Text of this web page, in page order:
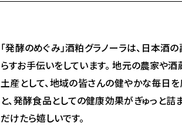
「発酵のめぐみ」酒粕グラノーラは、日本酒
らすお手伝いをしています。 地元の農家や
土産として、地域の皆さんの健やかな毎日
と、発酵食品としての健康効果がぎゅっと詰
だけたら嬉しいです。